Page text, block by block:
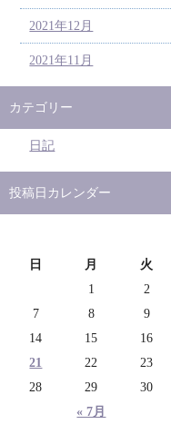
2021年12月
2021年11月
カテゴリー
日記
投稿日カレンダー
日 月 火
« 7月
1 2
7
8 9
14
15 16
21
22 23
28
29 30